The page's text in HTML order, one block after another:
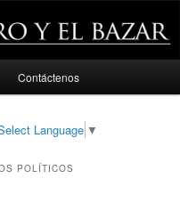
Contáctenos
Language ▼
POLÍTICOS